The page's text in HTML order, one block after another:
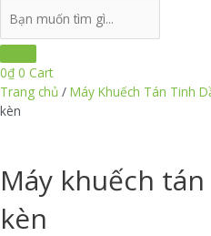
0₫ 0 Cart
Trang chủ / Máy Khuếch Tán Tinh
kèn
Máy khuếch
kèn